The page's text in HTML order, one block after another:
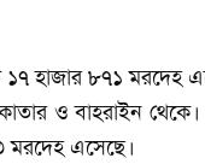
১৭ হাজার ৮৭১ মরদেহ
ও বাহরাইন থেকে।
এসেছে।